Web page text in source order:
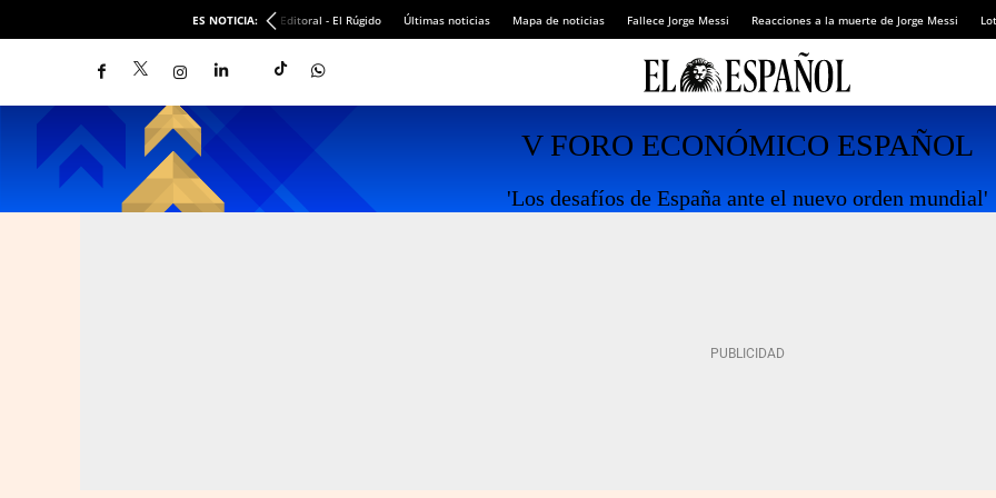
ES NOTICIA: Editoral - El Rúgido Últimas noticias Mapa de noticias Fallece Jorge Messi Reacciones a la muerte de Jorge Messi
V FORO ECONÓMICO ESPAÑOL
'Los desafíos de España ante el nuevo orden mundial'